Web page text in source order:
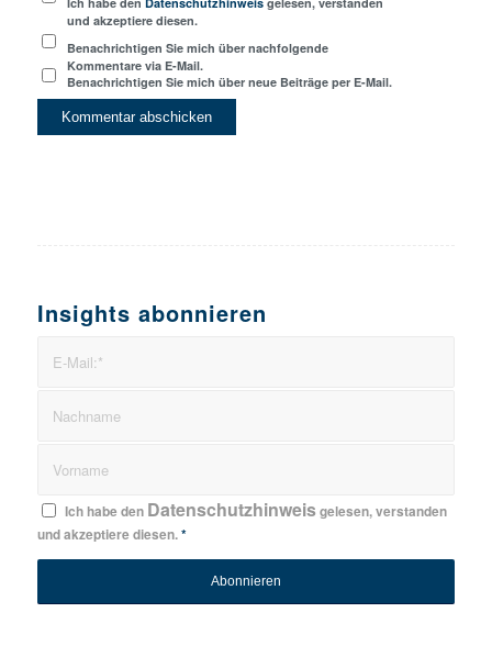
und akzeptiere diesen.
Benachrichtigen Sie mich über nachfolgende
Kommentare via E-Mail.
Benachrichtigen Sie mich über neue Beiträge per E-Mail.
Insights abonnieren
Ich habe den Datenschutzhinweisgelesen, verstanden
und akzeptiere diesen.*